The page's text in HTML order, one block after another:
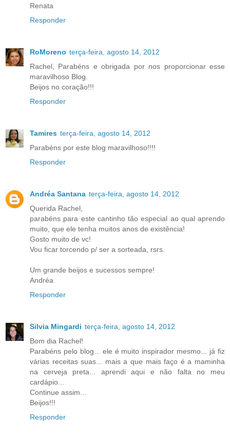
Renata
Responder
RoMoreno terça-feira, agosto 14, 2012
Rachel, Parabéns e obrigada por nos proporcionar esse
maravilhoso Blog.
Beijos no coração!!!
Responder
Tamires terça-feira, agosto 14, 2012
Parabéns por este blog maravilhoso!!!!
Responder
Andréa Santana terça-feira, agosto 14, 2012
Querida Rachel,
parabéns para este cantinho tão especial ao qual aprendo
muito, que ele tenha muitos anos de existência!
Gosto muito de vc!
Vou ficar torcendo p/ ser a sorteada, rsrs.
Um grande beijos e sucessos sempre!
Andréa
Responder
Silvia Mingardi terça-feira, agosto 14, 2012
Bom dia Rachel!
Parabéns pelo blog... ele é muito inspirador mesmo... já fiz
várias receitas suas... mais a que mais faço é a maminha
na cerveja preta... aprendi aqui e não falta no meu
cardápio...
Continue assim...
Beijos!!!
Responder